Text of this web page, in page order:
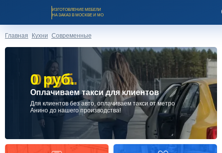
ИЗГОТОВЛЕНИЕ МЕБЕЛИ
НА ЗАКАЗ В МОСКВЕ И МО
Заказать звонок
Каталог мебели на заказ
Главная Кухни Современные
0 руб.
0 руб.
Оплачиваем такси для клиентов
Для клиентов без авто, оплачиваем такси от метро
Анино до нашего производства!